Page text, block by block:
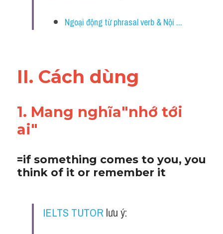
Ngoại động từ phrasal verb & Nội ...
II. Cách dùng
1. Mang nghĩa"nhớ tới
ai"
=if something comes to you, you
think of it or remember it
IELTS TUTOR lưu ý: